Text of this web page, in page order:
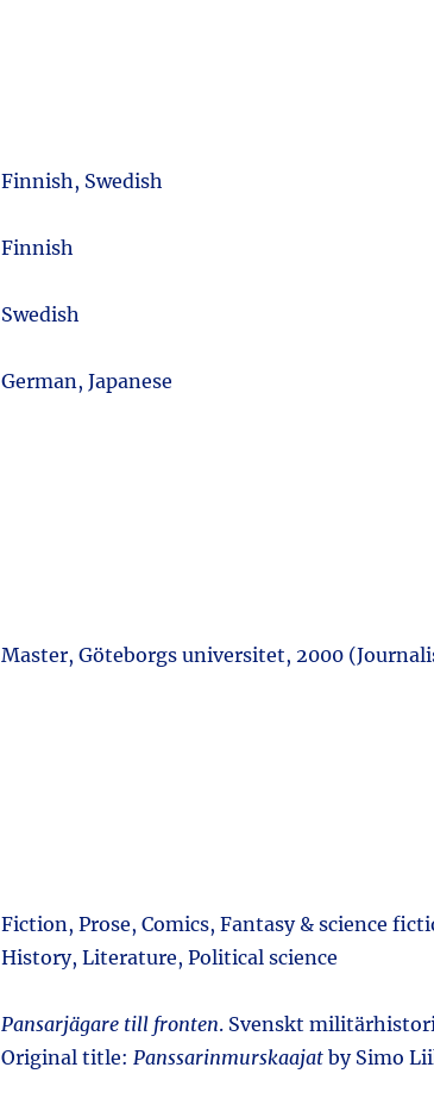
Finnish, Swedish
Finnish
Swedish
German, Japanese
Master, Göteborgs universitet, 2000
Fiction, Prose, Comics, Fantasy & science
History, Literature, Political science
Pansarjägare till fronten. Svenskt
Original title: Panssarinmurskaajat by Simo